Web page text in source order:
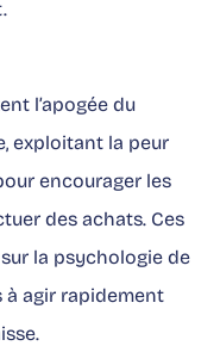
l’apogée du
, exploitant la peur
encourager les
des achats. Ces
la psychologie de
à agir rapidement